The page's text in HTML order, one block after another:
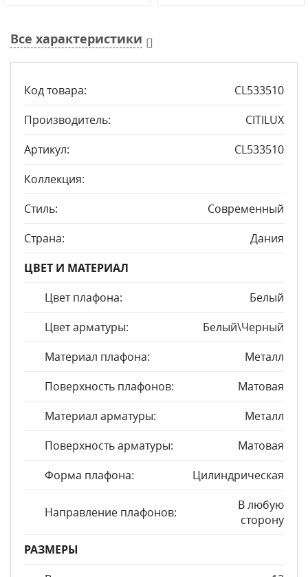
Все характеристики
Код товара:
CL533510
Производитель:
CITILUX
Артикул:
CL533510
Коллекция:
Стиль:
Современный
Страна:
Дания
ЦВЕТ И МАТЕРИАЛ
Цвет плафона:
Белый
Цвет арматуры:
Белый\Черный
Материал плафона:
Металл
Поверхность плафонов:
Матовая
Материал арматуры:
Металл
Поверхность арматуры:
Матовая
Форма плафона:
Цилиндрическая
Направление плафонов:
В любую
сторону
РАЗМЕРЫ